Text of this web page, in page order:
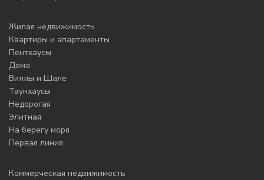
Жилая недвижимость
Квартиры и апартаменты
Пентхаусы
Дома
Виллы и Шале
Таунхаусы
Недорогая
Элитная
На берегу моря
Первая линия
Коммерческая недвижимость